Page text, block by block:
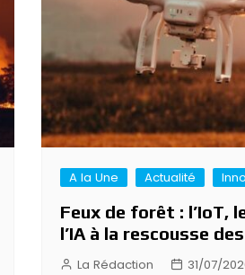
A la Une Actualité
Feux de forêt : l’IoT,
l’IA à la rescousse
La Rédaction 31/07/